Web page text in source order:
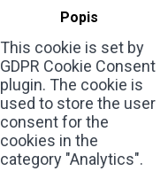
Popis
This cookie is set by
GDPR Cookie Consent
plugin. The cookie is
used to store the user
consent for the
cookies in the
category "Analytics".